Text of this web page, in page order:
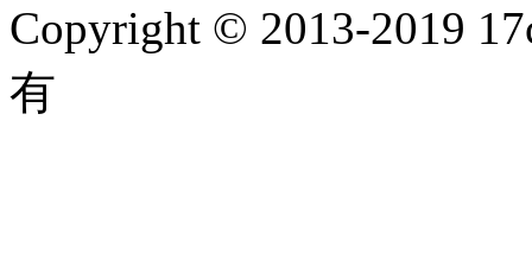
Copyright © 2013-2019
有